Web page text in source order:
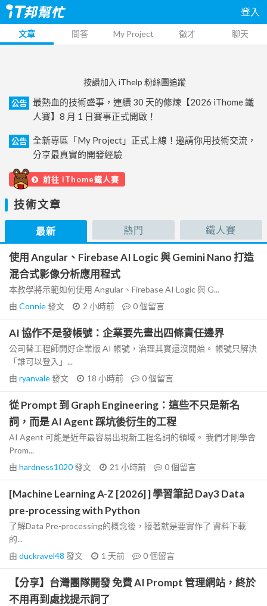
登入
文章 問答 My Project 徵才 聊天
按讚加入 iThelp 粉絲團追蹤
公告
最熱血的技術盛事，連續 30 天的修煉【2026 iThome 鐵
人賽】8 月 1 日賽事正式開啟！
公告
全新專區「My Project」正式上線！邀請你用技術交流，
分享最真實的開發經驗
前往 iThome鐵人賽
技術文章
最新 熱門 鐵人賽
使用 Angular、Firebase AI Logic 與 Gemini Nano 打造
混合式影像分析應用程式
本教學將示範如何使用 Angular、Firebase AI Logic 與 G...
由 Connie發文 2 小時前 0個留言
AI 協作不是發帳號：企業要先畫出四條責任邊界
公司替工程師開好企業版 AI 帳號，治理其實還沒開始。 帳號只解決
「誰可以登入」...
由 ryanvale發文 18 小時前 0個留言
從 Prompt 到 Graph Engineering：這些不只是新名
詞，而是 AI Agent 踩坑後衍生的工程
AI Agent 可能是近年最容易出現新工程名詞的領域。 我們才剛學會
Prom...
由 hardness1020發文 21 小時前 0個留言
[Machine Learning A-Z [2026] ] 學習筆記 Day3 Data
pre-processing with Python
了解Data Pre-processing的概念後，接著就是要實作了 資料下載
的...
由 duckravel48 發文 1 天前 0個留言
【分享】台灣團隊開發 免費 AI Prompt 管理網站，終於
不用再到處找提示詞了